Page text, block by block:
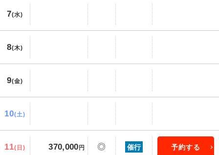
7(水)
8(木)
9(金)
10(土)
11(日) 370,000 円 ◎ 催行 予約する